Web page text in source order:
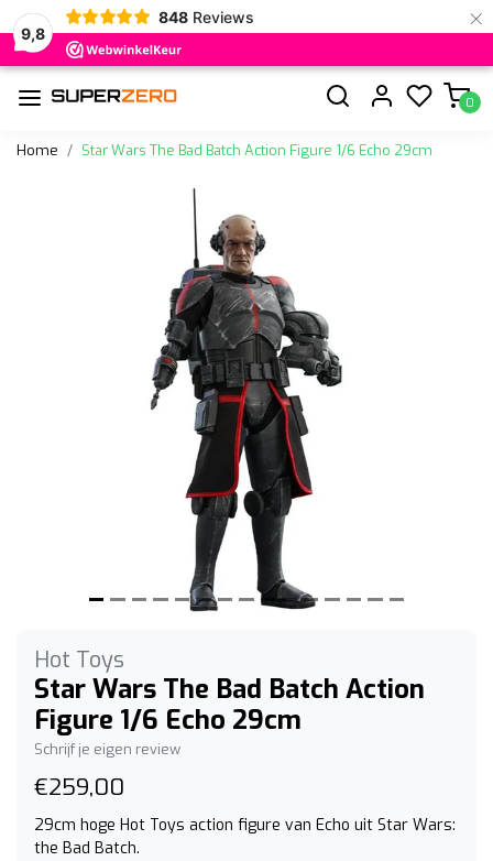
9,8
848 Reviews ×
0
Home Star Wars The Bad Batch Action Figure 1/6 Echo 29cm
Hot Toys
Star Wars The Bad Batch Action
Figure 1/6 Echo 29cm
Schrijf je eigen review
€259,00
29cm hoge Hot Toys action figure van Echo uit Star Wars:
the Bad Batch.